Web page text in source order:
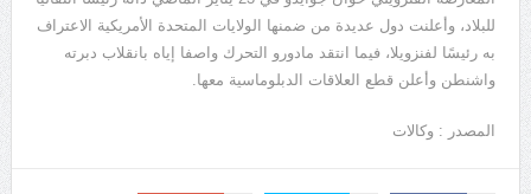
للبلاد، وأعلنت دول عديدة من ضمنها الولايات المتحدة الأمريكية الاعتراف
به رئيسًا لفنزويلا، فيما انتقد مادورو التحرك واصفا إياه بانقلاب دبرته
واشنطن وأعلن قطع العلاقات الدبلوماسية معها.
المصدر : وكالات